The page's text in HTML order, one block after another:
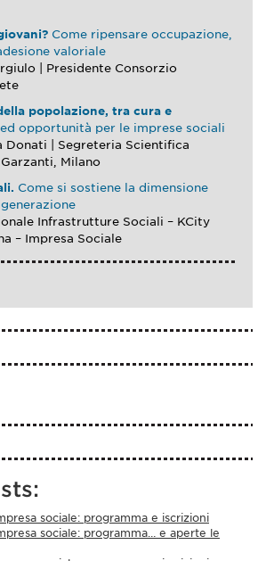
Come ripensare occupazione,
valoriale
| Presidente Consorzio
popolazione, tra cura e
opportunità per le imprese sociali
Donati | Segreteria Scientifica
Milano
Come si sostiene la dimensione
Infrastrutture Sociali – KCity
– Impresa Sociale
sociale: programma e iscrizioni
sociale: programma… e aperte le